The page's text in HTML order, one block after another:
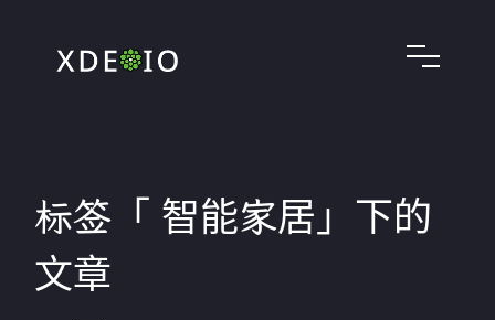
标签「 智能家居」下的
文章